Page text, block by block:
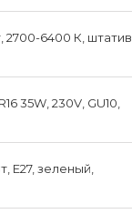
2700-6400 К, штатив
35W, 230V, GU10,
E27, зеленый,